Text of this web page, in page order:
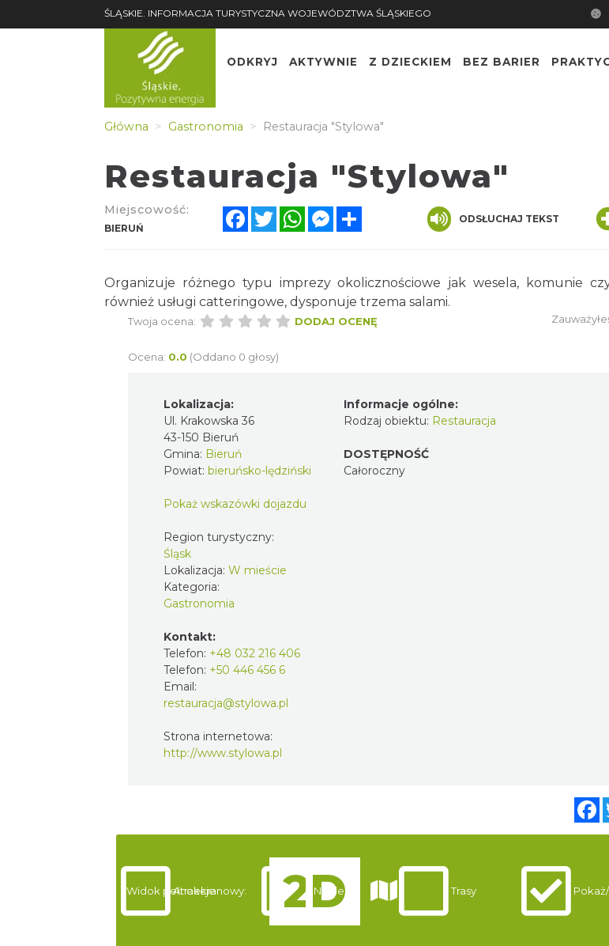
ŚLĄSKIE. INFORMACJA TURYSTYCZNA WOJEWÓDZTWA ŚLĄSKIEGO
ODKRYJ AKTYWNIE Z DZIECKIEM BEZ BARIER
Główna Gastronomia Restauracja "Stylowa"
Restauracja "Stylowa"
Miejscowość:
BIERUŃ
FacebookTwitterWhatsAppMessenger ODSŁUCHAJ TEKST
Organizuje różnego typu imprezy okolicznościowe jak wesela, komunie
również usługi catteringowe, dysponuje trzema salami.
Twoja ocena: DODAJ OCENĘ
Ocena: 0.0 (Oddano 0 głosy)
Lokalizacja:
Ul. Krakowska 36
43-150 Bieruń
Gmina: Bieruń
Powiat: bieruńsko-lędziński
Pokaż wskazówki dojazdu
Region turystyczny:
Śląsk
Lokalizacja: W mieście
Kategoria:
Gastronomia
Kontakt:
Telefon: +48 032 216 406
Telefon: +50 446 456 6
Email:
restauracja@stylowa.pl
Strona internetowa:
http://www.stylowa.pl
Informacje ogólne:
Rodzaj obiektu: Restauracja
DOSTĘPNOŚĆ
Całoroczny
Widok pełnoekranowy:
Atrakcje Noclegi Trasy